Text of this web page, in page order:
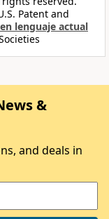
Patent and
lenguaje actual
&
and deals in